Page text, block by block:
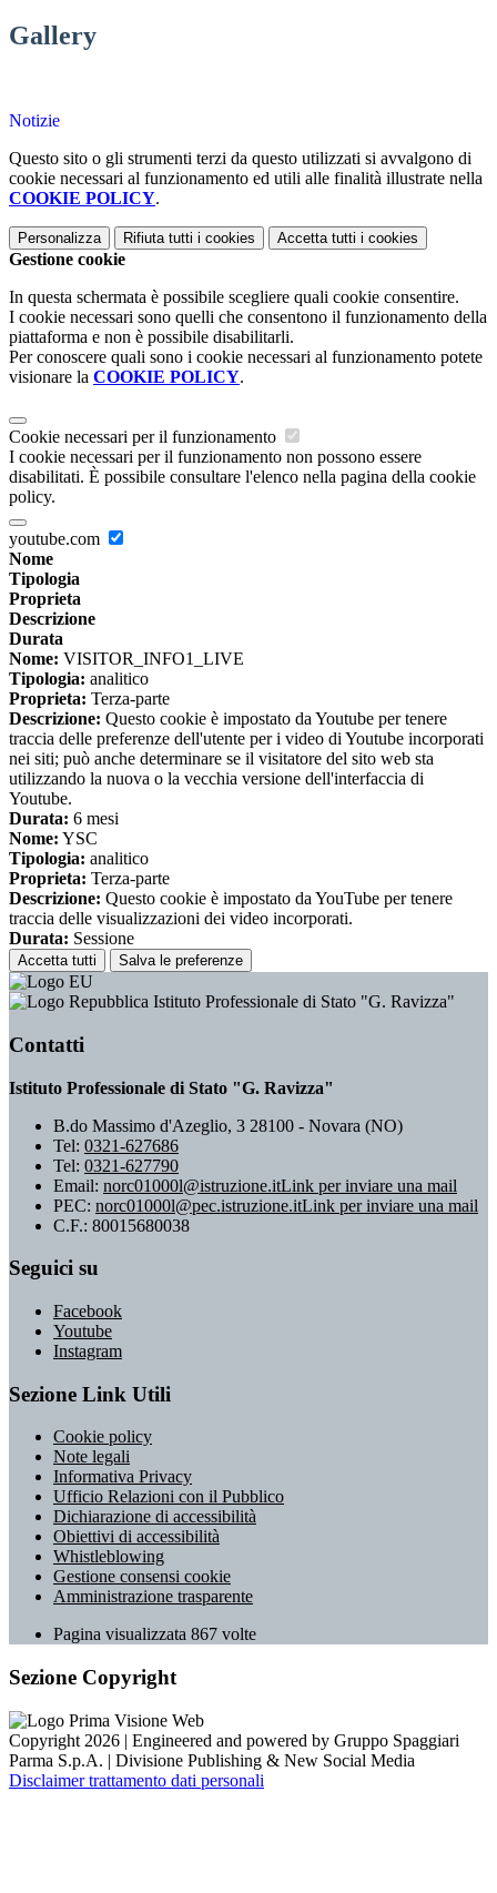
Gallery
Notizie
Questo sito o gli strumenti terzi da questo utilizzati si avvalgono di
cookie necessari al funzionamento ed utili alle finalità illustrate nella
COOKIE POLICY.
Personalizza Rifiuta tutti i cookies Accetta tutti i cookies
Gestione cookie
In questa schermata è possibile scegliere quali cookie consentire.
I cookie necessari sono quelli che consentono il funzionamento della
piattaforma e non è possibile disabilitarli.
Per conoscere quali sono i cookie necessari al funzionamento potete
visionare la COOKIE POLICY.
Cookie necessari per il funzionamento
I cookie necessari per il funzionamento non possono essere
disabilitati. È possibile consultare l'elenco nella pagina della cookie
policy.
youtube.com
Nome
Tipologia
Proprieta
Descrizione
Durata
Nome: VISITOR_INFO1_LIVE
Tipologia: analitico
Proprieta: Terza-parte
Descrizione: Questo cookie è impostato da Youtube per tenere
traccia delle preferenze dell'utente per i video di Youtube incorporati
nei siti; può anche determinare se il visitatore del sito web sta
utilizzando la nuova o la vecchia versione dell'interfaccia di
Youtube.
Durata: 6 mesi
Nome: YSC
Tipologia: analitico
Proprieta: Terza-parte
Descrizione: Questo cookie è impostato da YouTube per tenere
traccia delle visualizzazioni dei video incorporati.
Durata: Sessione
Accetta tutti Salva le preferenze
Istituto Professionale di Stato "G. Ravizza"
Contatti
Istituto Professionale di Stato "G. Ravizza"
B.do Massimo d'Azeglio, 3 28100 - Novara (NO)
Tel: 0321-627686
Tel: 0321-627790
Email: norc01000l@istruzione.itLink per inviare una mail
PEC: norc01000l@pec.istruzione.itLink per inviare una mail
C.F.: 80015680038
Seguici su
Facebook
Youtube
Instagram
Sezione Link Utili
Cookie policy
Note legali
Informativa Privacy
Ufficio Relazioni con il Pubblico
Dichiarazione di accessibilità
Obiettivi di accessibilità
Whistleblowing
Gestione consensi cookie
Amministrazione trasparente
Pagina visualizzata 867 volte
Sezione Copyright
Copyright 2026 | Engineered and powered by Gruppo Spaggiari
Parma S.p.A. | Divisione Publishing & New Social Media
Disclaimer trattamento dati personali